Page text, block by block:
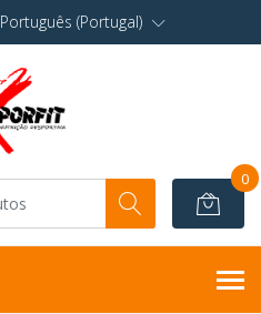
Português (Portugal)
0